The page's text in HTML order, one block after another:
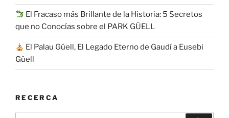
El Fracaso más Brillante de la Historia: 5 Secretos
que no Conocías sobre el PARK GÜELL
El Palau Güell, El Legado Eterno de Gaudí a Eusebi
Güell
RECERCA